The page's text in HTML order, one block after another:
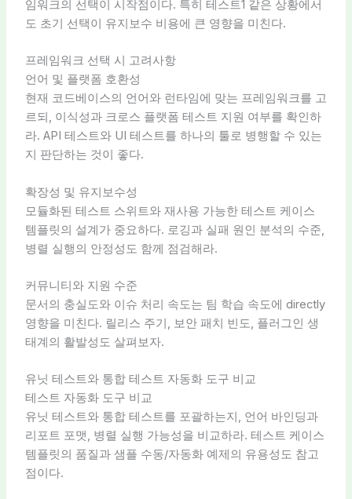
임워크의 선택이 시작점이다. 특히 테스트1 같은 상황에서
도 초기 선택이 유지보수 비용에 큰 영향을 미친다.
프레임워크 선택 시 고려사항
언어 및 플랫폼 호환성
현재 코드베이스의 언어와 런타임에 맞는 프레임워크를 고
르되, 이식성과 크로스 플랫폼 테스트 지원 여부를 확인하
라. API 테스트와 UI 테스트를 하나의 툴로 병행할 수 있는
지 판단하는 것이 좋다.
확장성 및 유지보수성
모듈화된 테스트 스위트와 재사용 가능한 테스트 케이스
템플릿의 설계가 중요하다. 로깅과 실패 원인 분석의 수준,
병렬 실행의 안정성도 함께 점검해라.
커뮤니티와 지원 수준
문서의 충실도와 이슈 처리 속도는 팀 학습 속도에 directly
영향을 미친다. 릴리스 주기, 보안 패치 빈도, 플러그인 생
태계의 활발성도 살펴보자.
유닛 테스트와 통합 테스트 자동화 도구 비교
테스트 자동화 도구 비교
유닛 테스트와 통합 테스트를 포괄하는지, 언어 바인딩과
리포트 포맷, 병렬 실행 가능성을 비교하라. 테스트 케이스
템플릿의 품질과 샘플 수동/자동화 예제의 유용성도 참고
점이다.